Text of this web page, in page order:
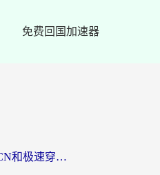
免费回国加速器
海外党必看：ChickCN和极速穿梭VPN好用吗？3招教你选对回国加速器无缝刷国内资源